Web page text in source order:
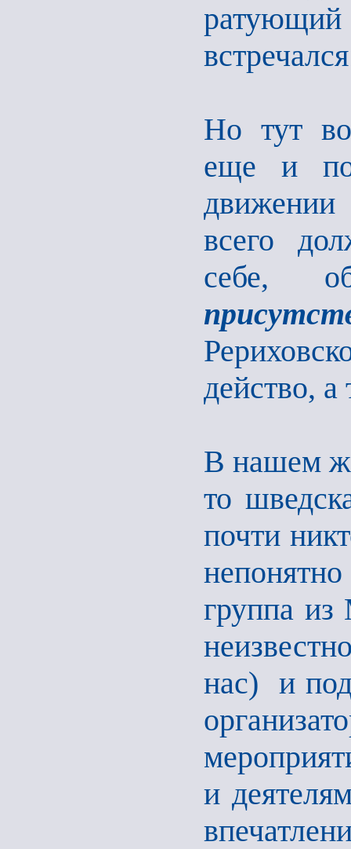
Но тут
еще и
движении
всего
себе,
действо, а
В нашем
то
почти
группа из
нас) и
и